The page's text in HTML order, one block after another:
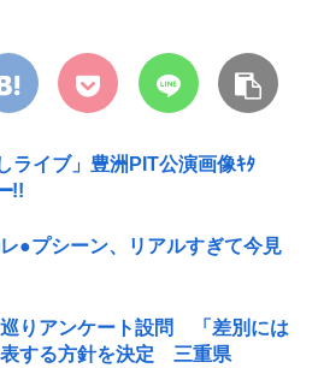
イブ」豊洲PIT公演画像ｷﾀ
●プシーン、リアルすぎて今見
りアンケート設問 「差別には
する方針を決定 三重県